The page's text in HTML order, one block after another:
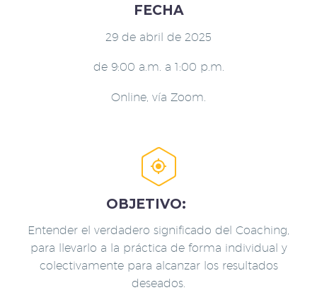
FECHA
29 de abril de 2025
de 9:00 a.m. a 1:00 p.m.
Online, vía Zoom.


OBJETIVO:
Entender el verdadero significado del Coaching,
para llevarlo a la práctica de forma individual y
colectivamente para alcanzar los resultados
deseados.